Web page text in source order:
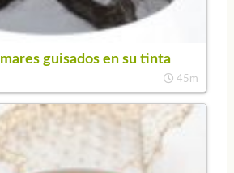
guisados en su tinta
45m